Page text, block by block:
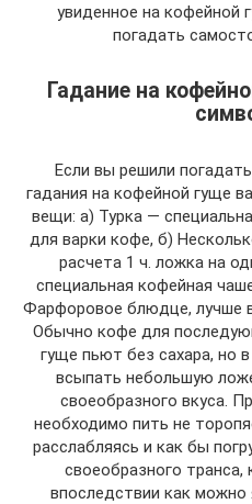
увиденное на кофейной
погадать
Гадание на
Если вы решили
гадания на кофейной гуще
вещи: а) Турка —
для варки кофе, б)
расчета 1 ч. ложка на
специальная кофейная
Фарфоровое блюдце, лучше
Обычно кофе для
гуще пьют без сахара, но
всыпать небольшую
своеобразного вкуса.
необходимо пить не
расслабляясь и как бы
своеобразного
впоследствии как можно